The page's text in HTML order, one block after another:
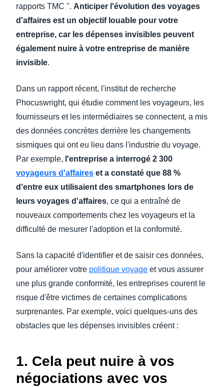
rapports TMC ". Anticiper l'évolution des voyages
d'affaires est un objectif louable pour votre
entreprise, car les dépenses invisibles peuvent
également nuire à votre entreprise de manière
invisible.
Dans un rapport récent, l'institut de recherche
Phocuswright, qui étudie comment les voyageurs, les
fournisseurs et les intermédiaires se connectent, a mis
des données concrètes derrière les changements
sismiques qui ont eu lieu dans l'industrie du voyage.
Par exemple, l'entreprise a interrogé 2 300
voyageurs d'affaires et a constaté que 88 %
d'entre eux utilisaient des smartphones lors de
leurs voyages d'affaires, ce qui a entraîné de
nouveaux comportements chez les voyageurs et la
difficulté de mesurer l'adoption et la conformité.
Sans la capacité d'identifier et de saisir ces données,
pour améliorer votre politique voyage et vous assurer
une plus grande conformité, les entreprises courent le
risque d'être victimes de certaines complications
surprenantes. Par exemple, voici quelques-uns des
obstacles que les dépenses invisibles créent :
1. Cela peut nuire à vos
négociations avec vos